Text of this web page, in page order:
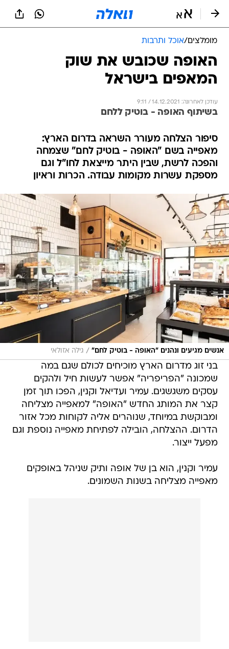
מומלצים/אוכל ותרבות
האופה שכובש את שוק
המאפים בישראל
עודכן לאחרונה: 14.12.2021 / 9:11
בשיתוף האופה - בוטיק ללחם
סיפור הצלחה מעורר השראה בדרום הארץ:
מאפייה בשם "האופה - בוטיק לחם" שצמחה
והפכה לרשת, שבין היתר מייצאת לחו"ל וגם
מספקת עשרות מקומות עבודה. הכרות וראיון
אנשים מגיעים ונהנים "האופה - בוטיק לחם" / גילה אזולאי
בני זוג מדרום הארץ מוכיחים לכולם שגם במה
שמכונה "הפריפריה" אפשר לעשות חיל ולהקים
עסקים משגשגים. עמיר ועדיאל וקנין, הפכו תוך זמן
קצר את המותג החדש "האופה" למאפייה מצליחה
ומבוקשת במיוחד, שנוהרים אליה לקוחות מכל אזור
הדרום. ההצלחה, הובילה לפתיחת מאפייה נוספת וגם
מפעל ייצור.
עמיר וקנין, הוא בן של אופה ותיק שניהל באופקים
מאפייה מצליחה בשנות השמונים.